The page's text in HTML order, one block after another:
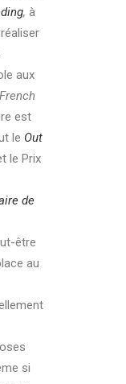
, à
aux
French
est
le Out
le Prix
de
être
au
si